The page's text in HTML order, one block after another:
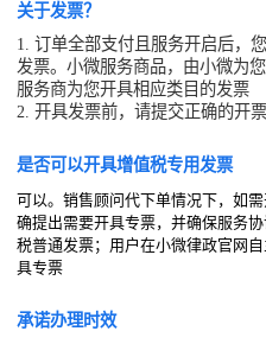
关于发票？
1. 订单全部支付且服务开启后，
发票。小微服务商品，由小微为
服务商为您开具相应类目的发票
2. 开具发票前，请提交正确的开
是否可以开具增值税专用发票
可以。销售顾问代下单情况下，如
确提出需要开具专票，并确保服务
税普通发票；用户在小微律政官网
具专票
承诺办理时效